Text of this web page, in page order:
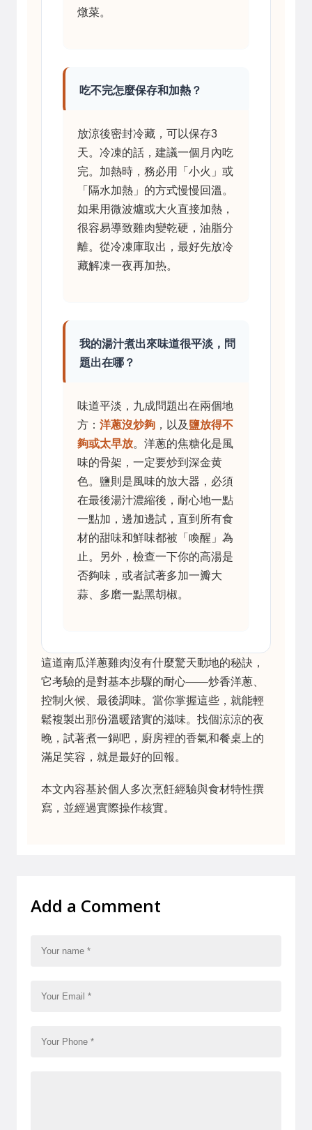
燉菜。
吃不完怎麼保存和加熱？
放涼後密封冷藏，可以保存3
天。冷凍的話，建議一個月內吃
完。加熱時，務必用「小火」或
「隔水加熱」的方式慢慢回溫。
如果用微波爐或大火直接加熱，
很容易導致雞肉變乾硬，油脂分
離。從冷凍庫取出，最好先放冷
藏解凍一夜再加热。
我的湯汁煮出來味道很平淡，問
題出在哪？
味道平淡，九成問題出在兩個地
方： 洋蔥沒炒夠 ，以及 鹽放得不
夠或太早放。洋蔥的焦糖化是風
味的骨架，一定要炒到深金黄
色。鹽則是風味的放大器，必須
在最後湯汁濃縮後，耐心地一點
一點加，邊加邊試，直到所有食
材的甜味和鮮味都被「喚醒」為
止。另外，檢查一下你的高湯是
否夠味，或者試著多加一瓣大
蒜、多磨一點黑胡椒。
這道南瓜洋蔥雞肉沒有什麼驚天動地的秘訣，
它考驗的是對基本步驟的耐心——炒香洋蔥、
控制火候、最後調味。當你掌握這些，就能輕
鬆複製出那份溫暖踏實的滋味。找個涼涼的夜
晚，試著煮一鍋吧，廚房裡的香氣和餐桌上的
滿足笑容，就是最好的回報。
本文內容基於個人多次烹飪經驗與食材特性撰
寫，並經過實際操作核實。
Add a Comment